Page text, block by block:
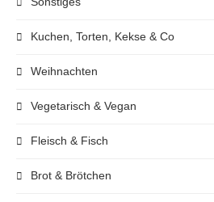
Kuchen, Torten, Kekse & Co
Weihnachten
Vegetarisch & Vegan
Fleisch & Fisch
Brot & Brötchen